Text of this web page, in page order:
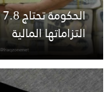
التزاماتها المالية